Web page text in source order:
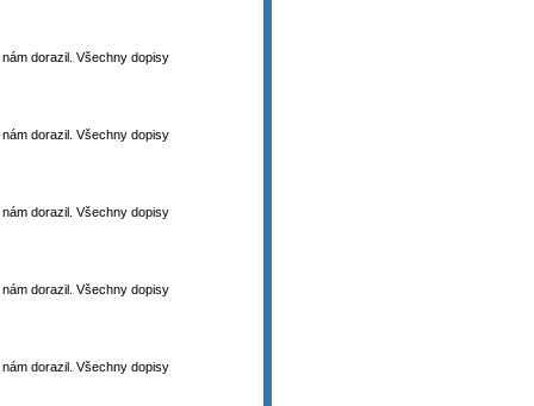
dorazil. Všechny dopisy
dorazil. Všechny dopisy
dorazil. Všechny dopisy
dorazil. Všechny dopisy
dorazil. Všechny dopisy